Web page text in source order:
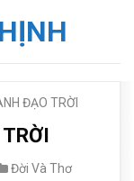
ĐẠO TRỜI
Đời Và Thơ